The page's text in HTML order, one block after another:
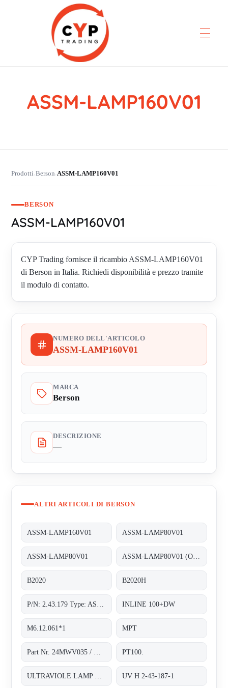
CYP Trading
Professionelle Ersatzteilbeschaffung
ASSM-LAMP160V01
Prodotti›Berson›ASSM-LAMP160V01
BERSON
ASSM-LAMP160V01
CYP Trading fornisce il ricambio ASSM-LAMP160V01
di Berson in Italia. Richiedi disponibilità e prezzo tramite
il modulo di contatto.
NUMERO DELL'ARTICOLO
ASSM-LAMP160V01
MARCA
Berson
DESCRIZIONE
—
ALTRI ARTICOLI DI BERSON
ASSM-LAMP160V01 ASSM-LAMP80V01
ASSM-LAMP80V01
B2020 B2020H
INLINE 100+DW
M6.12.061*1 MPT
PT100.
UV H 2-43-187-1